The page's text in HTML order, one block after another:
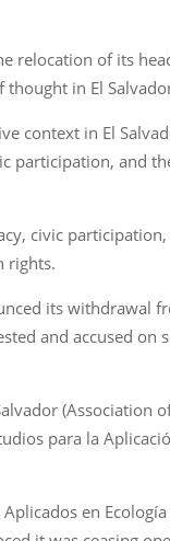
relocation of its
in El
context in El
and
civic
rights.
its withdrawal
and accused
(Association
para la
en